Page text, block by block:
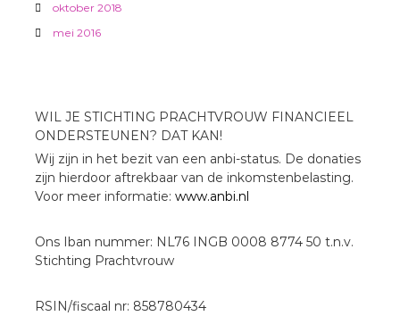
oktober 2018
mei 2016
WIL JE STICHTING PRACHTVROUW FINANCIEEL
ONDERSTEUNEN? DAT KAN!
Wij zijn in het bezit van een anbi-status. De donaties
zijn hierdoor aftrekbaar van de inkomstenbelasting.
Voor meer informatie: www.anbi.nl
Ons Iban nummer: NL76 INGB 0008 8774 50 t.n.v.
Stichting Prachtvrouw
RSIN/fiscaal nr: 858780434